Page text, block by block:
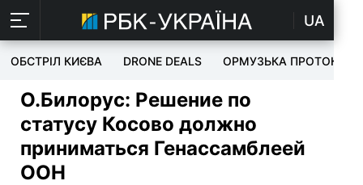
UA
ОБСТРІЛ КИЄВА DRONE DEALS ОРМУЗЬКА ПРОТОКА
О.Билорус: Решение по
статусу Косово должно
приниматься Генассамблеей
ООН